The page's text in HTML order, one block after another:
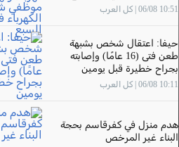
10:51 06/08 | كل العرب
حيفا: اعتقال شخص بشبهة
طعن فتى (16 عامًا) وإصابته
بجراح خطيرة قبل يومين
10:11 06/08 | كل العرب
هدم منزل في كفرقاسم بحجة
البناء غير المرخص